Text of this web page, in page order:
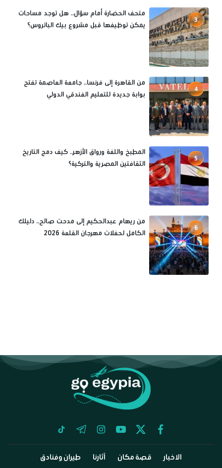
3
متحف الحضارة أمام سؤال.. هل توجد مساحات
يمكن توظيفها قبل مشروع بيك الباتروس؟
4
من القاهرة إلى فرنسا.. جامعة العاصمة تفتح
بوابة جديدة للتعليم الفندقي الدولي
5
المطبخ واللغة ورواق الأزهر.. كيف دمج التاريخ
الثقافتين المصرية والتركية؟
6
من ريهام عبدالحكيم إلى مدحت صالح.. دليلك
الكامل لحفلات مهرجان القلعة 2026
facebook
twitter
youtube
instagram
telegram
tiktok
الاخبار قصة مكان آثارنا طيران وفنادق